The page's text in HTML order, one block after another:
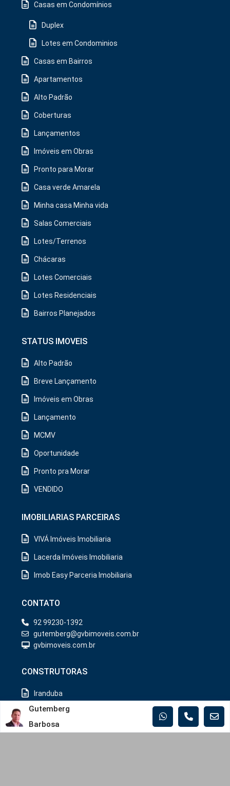
Casas em Condomínios
Duplex
Lotes em Condominios
Casas em Bairros
Apartamentos
Alto Padrão
Coberturas
Lançamentos
Imóveis em Obras
Pronto para Morar
Casa verde Amarela
Minha casa Minha vida
Salas Comerciais
Lotes/Terrenos
Chácaras
Lotes Comerciais
Lotes Residenciais
Bairros Planejados
STATUS IMOVEIS
Alto Padrão
Breve Lançamento
Imóveis em Obras
Lançamento
MCMV
Oportunidade
Pronto pra Morar
VENDIDO
IMOBILIARIAS PARCEIRAS
VIVÁ Imóveis Imobiliaria
Lacerda Imóveis Imobiliaria
Imob Easy Parceria Imobiliaria
CONTATO
92 99230-1392
gutemberg@gvbimoveis.com.br
gvbimoveis.com.br
CONSTRUTORAS
Iranduba
Manaus
Gutemberg
Barbosa